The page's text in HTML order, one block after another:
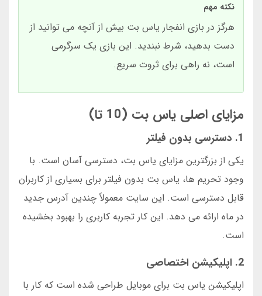
نکته مهم
هرگز در بازی انفجار یاس بت بیش از آنچه می توانید از
دست بدهید، شرط نبندید. این بازی یک سرگرمی
است، نه راهی برای ثروت سریع.
مزایای اصلی یاس بت (10 تا)
1. دسترسی بدون فیلتر
یکی از بزرگترین مزایای یاس بت، دسترسی آسان است. با
وجود تحریم ها، یاس بت بدون فیلتر برای بسیاری از کاربران
قابل دسترسی است. این سایت معمولاً چندین آدرس جدید
در ماه ارائه می دهد. این کار تجربه کاربری را بهبود بخشیده
است.
2. اپلیکیشن اختصاصی
اپلیکیشن یاس بت برای موبایل طراحی شده است که کار با